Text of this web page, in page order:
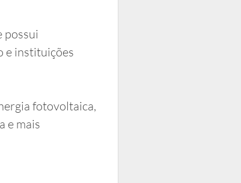
possui
e instituições
fotovoltaica,
e mais